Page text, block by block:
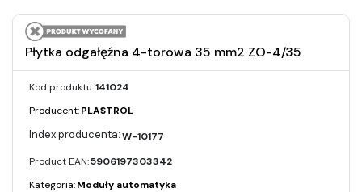
Płytka odgałęźna 4-torowa 35 mm2 ZO-4/35
Kod produktu:141024
Producent:PLASTROL
W-10177
Product EAN:5906197303342
Kategoria:Moduły automatyka